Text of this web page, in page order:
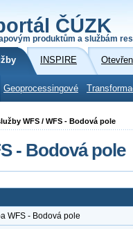
ČÚZK
produktům a službám
INSPIRE
Geoprocessingové
WFS / WFS - Bodová pole
- Bodová pole
WFS - Bodová pole